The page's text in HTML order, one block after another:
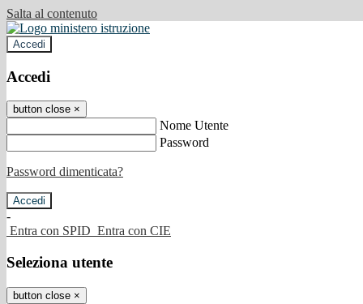
Salta al contenuto
Accedi
Accedi
button close ×
Nome Utente
Password
Password dimenticata?
-
Entra con SPID Entra con CIE
Seleziona utente
button close ×